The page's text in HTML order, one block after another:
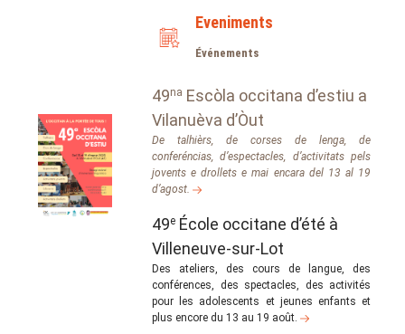
Eveniments
Événements
49na Escòla occitana d’estiu a
Vilanuèva d’Òut
De talhièrs, de corses de lenga, de
conferéncias, d’espectacles, d’activitats pels
jovents e drollets e mai encara del 13 al 19
d’agost.
49e École occitane d’été à
Villeneuve-sur-Lot
Des ateliers, des cours de langue, des
conférences, des spectacles, des activités
pour les adolescents et jeunes enfants et
plus encore du 13 au 19 août.